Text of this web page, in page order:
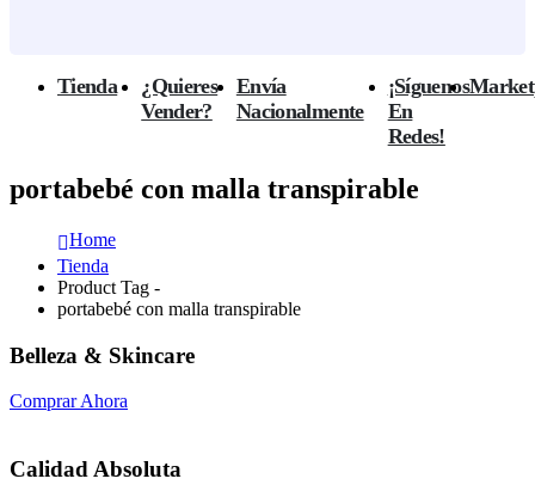
Tienda
¿Quieres
Vender?
Envía
Nacionalmente
¡Síguenos
En
Redes!
portabebé con malla transpirable
Home
Tienda
Product Tag -
portabebé con malla transpirable
Belleza & Skincare
Comprar Ahora
Calidad Absoluta